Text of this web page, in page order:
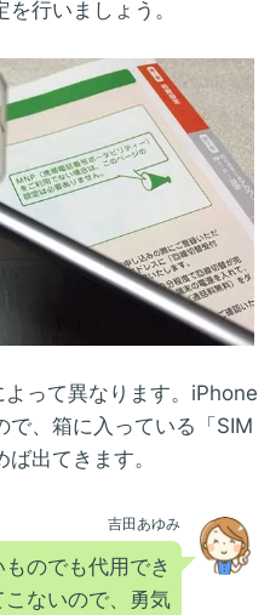
行いましょう。
って異なります。iPhone
で、箱に入っている「SIM
出てきます。
吉田あゆみ
のでも代用でき
こないので、勇気